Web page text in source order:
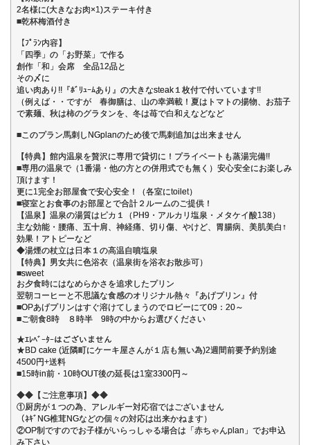
2名様に(大きなお肉×1)ステーキ付き
■乾杯梅酒付き
【ﾌﾟﾗﾝ内容】
「四季」の「お野菜」で作る
創作「和」会席 全品12品と
その〆に
追い肉あり!!『ﾎﾞﾘｭｰﾑあり』の大きなsteak１枚付で付いています!!
（例えば・・ですが 春御膳は、山の幸満載！夏はトマトの揚物、お茄子
で素麺、秋は柿のグラタンを、冬は苺で白和えなどなど
■このプラン馬刺しNGplanのため後で馬刺追加は出来ません
【特典】館内温泉を贅沢に専用で貸切に！プライベートも蒸湯完備!!
■専用の温泉で（1番湯・他の方との併用式でも無く）安心安全にお楽しみ
頂けます！
更に1完全お部屋食で安心安全！（各室にtoilet）
■寝室とお食事のお部屋とで合計２ルームのご提供！
【温泉】温泉の湯質はピカ１（PH9・アルカリ塩泉・メタケイ酸138）
主な効能・腰痛、五十肩、神経痛、切り傷、やけど、胃腸病、美肌美白↑
効果！アトピーなど
◆湯煙の杖立は日本１の高温自噴塩泉
【特典】男女共に色浴衣（温泉街を浴衣お散歩可）
■sweet
お夕食時にはなめらかさを追求したプリン
翌朝コーヒーと不思議な食感のオリジナル熱々『あげプリン』付
■OPあげプリンはすぐ溶けてしまうのでロビーにて09：20～
■ご朝食8時 ８時半 9時の中からお選びください
★ｴﾚﾍﾞｰﾀｰはございません
★BD cake (近隣町にケーキ屋さんが１店も無い為)2週間前要予約別途
4500円+送料
■15時in前・10時OUT後の延長は1室3300円～
◆◆【ご注意事項】◆◆
①厨房が１つの為、アレルギー対応宿ではございません
（ﾈｷﾞNG椎茸NGなどの個々の対応は出来かねます）
②OP制ですのでお子様がいらっしゃる場合は「赤ちゃんplan」でお申込
み下さい